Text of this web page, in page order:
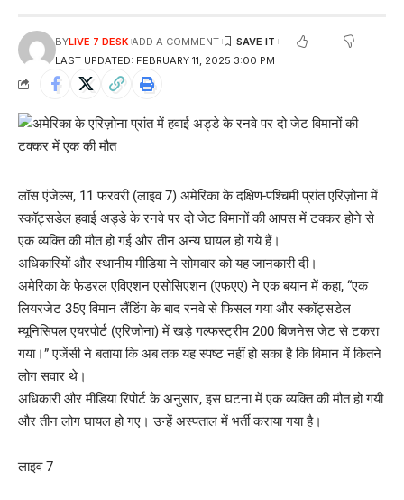
LAST UPDATED: FEBRUARY 11, 2025 3:00 PM
BYLIVE 7 DESK ADD A COMMENT
लॉस एंजेल्स, 11 फरवरी (लाइव 7) अमेरिका के दक्षिण-पश्चिमी प्रांत एरिज़ोना में
स्कॉट्सडेल हवाई अड्डे के रनवे पर दो जेट विमानों की आपस में टक्कर होने से
एक व्यक्ति की मौत हो गई और तीन अन्य घायल हो गये हैं।
अधिकारियों और स्थानीय मीडिया ने सोमवार को यह जानकारी दी।
अमेरिका के फेडरल एविएशन एसोसिएशन (एफएए) ने एक बयान में कहा, “एक
लियरजेट 35ए विमान लैंडिंग के बाद रनवे से फिसल गया और स्कॉट्सडेल
म्यूनिसिपल एयरपोर्ट (एरिजोना) में खड़े गल्फस्ट्रीम 200 बिजनेस जेट से टकरा
गया।” एजेंसी ने बताया कि अब तक यह स्पष्ट नहीं हो सका है कि विमान में कितने
लोग सवार थे।
अधिकारी और मीडिया रिपोर्ट के अनुसार, इस घटना में एक व्यक्ति की मौत हो गयी
और तीन लोग घायल हो गए। उन्हें अस्पताल में भर्ती कराया गया है।
लाइव 7